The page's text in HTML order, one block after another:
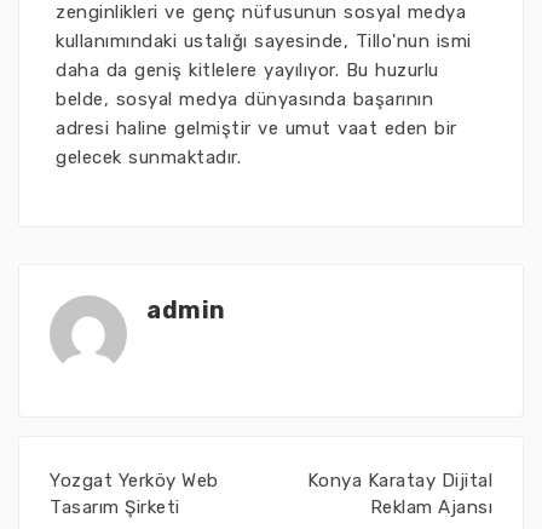
zenginlikleri ve genç nüfusunun sosyal medya
kullanımındaki ustalığı sayesinde, Tillo'nun ismi
daha da geniş kitlelere yayılıyor. Bu huzurlu
belde, sosyal medya dünyasında başarının
adresi haline gelmiştir ve umut vaat eden bir
gelecek sunmaktadır.
admin
Yozgat Yerköy Web
Tasarım Şirketi
Konya Karatay Dijital
Reklam Ajansı